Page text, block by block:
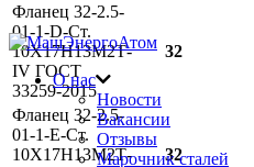
Фланец 32-2.5-
01-1-D-Ст.
10Х17Н13М2Т-
IV ГОСТ
33259-2015
32
Фланец 32-2.5-
01-1-E-Ст.
10Х17Н13М2Т-
32
О нас
Новости
Вакансии
Отзывы
Марочник сталей